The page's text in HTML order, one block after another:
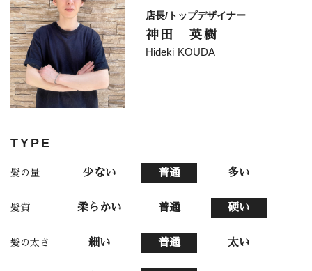
店長/トップデザイナー
神田 英樹
Hideki KOUDA
TYPE
髪の量 少ない 普通 多い
髪質 柔らかい 普通 硬い
髪の太さ 細い 普通 太い